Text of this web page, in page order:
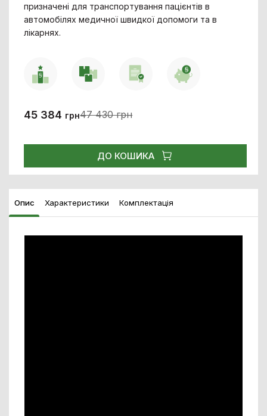
призначені для транспортування пацієнтів в
автомобілях медичної швидкої допомоги та в
лікарнях.
45 384 грн47 430 грн
ДО КОШИКА
Опис Характеристики Комплектація